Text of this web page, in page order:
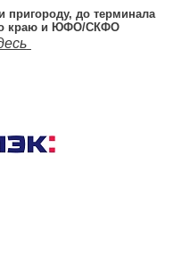
пригороду, до терминала
краю и ЮФО/СКФО